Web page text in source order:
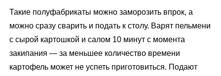
Такие полуфабрикаты можно заморозить впрок, а
можно сразу сварить и подать к столу. Варят пельмени
с сырой картошкой и салом 10 минут с момента
закипания — за меньшее количество времени
картофель может не успеть приготовиться. Подают